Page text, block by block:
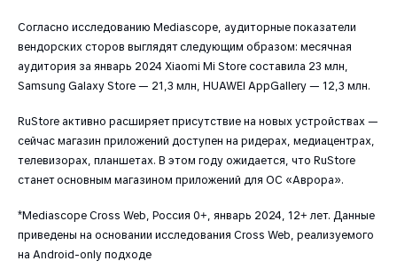
Согласно исследованию Mediascope, аудиторные показатели
вендорских сторов выглядят следующим образом: месячная
аудитория за январь 2024 Xiaomi Mi Store составила 23 млн,
Samsung Galaxy Store — 21,3 млн, HUAWEI AppGallery — 12,3 млн.
RuStore активно расширяет присутствие на новых устройствах —
сейчас магазин приложений доступен на ридерах, медиацентрах,
телевизорах, планшетах. В этом году ожидается, что RuStore
станет основным магазином приложений для ОС «Аврора».
*Mediascope Cross Web, Россия 0+, январь 2024, 12+ лет. Данные
приведены на основании исследования Cross Web, реализуемого
на Android-only подходе